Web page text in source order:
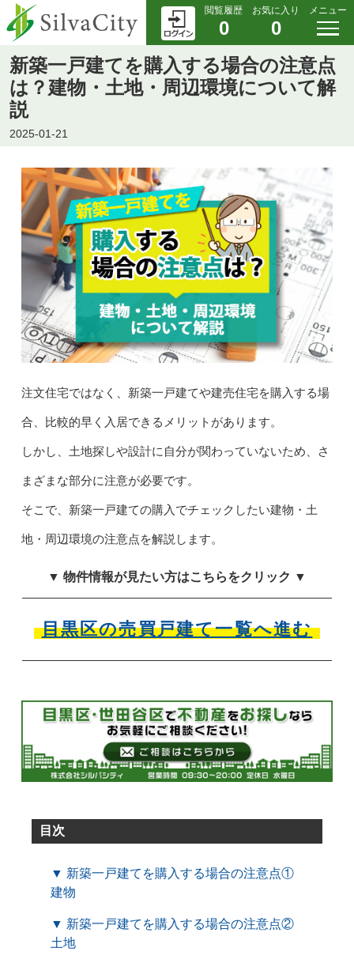
閲覧履歴
0
お気に入り
0
メニュー
新築一戸建てを購入する場合の注意点
は？建物・土地・周辺環境について解
説
2025-01-21
注文住宅ではなく、新築一戸建てや建売住宅を購入する場
合、比較的早く入居できるメリットがあります。
しかし、土地探しや設計に自分が関わっていないため、さ
まざまな部分に注意が必要です。
そこで、新築一戸建ての購入でチェックしたい建物・土
地・周辺環境の注意点を解説します。
▼ 物件情報が見たい方はこちらをクリック ▼
目黒区の売買戸建て一覧へ進む
目次
▼ 新築一戸建てを購入する場合の注意点①
建物
▼ 新築一戸建てを購入する場合の注意点②
土地